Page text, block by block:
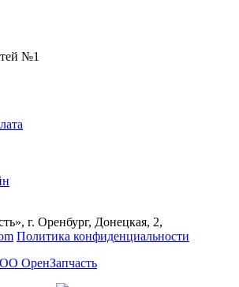
№1
г. Оренбург, Донецкая, 2,
Политика конфиденциальности
ОренЗапчасть